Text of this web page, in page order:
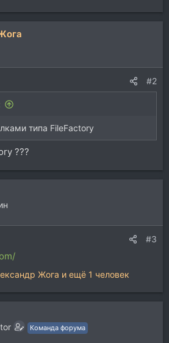
#2
типа FileFactory
???
#3
Жога и ещё 1 человек
Команда форума